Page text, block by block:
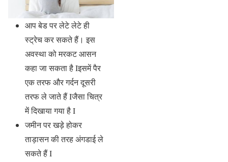
आप बेड पर लेटे लेटे ही
स्ट्रेच कर सकते हैं। इस
अवस्था को मरकट आसन
कहा जा सकता है Iइसमें पैर
एक तरफ और गर्दन दूसरी
तरफ ले जाते हैं Iजैसा चित्र
में दिखाया गया है I
जमीन पर खड़े होकर
ताड़ासन की तरह अंगडाई ले
सकते हैं I